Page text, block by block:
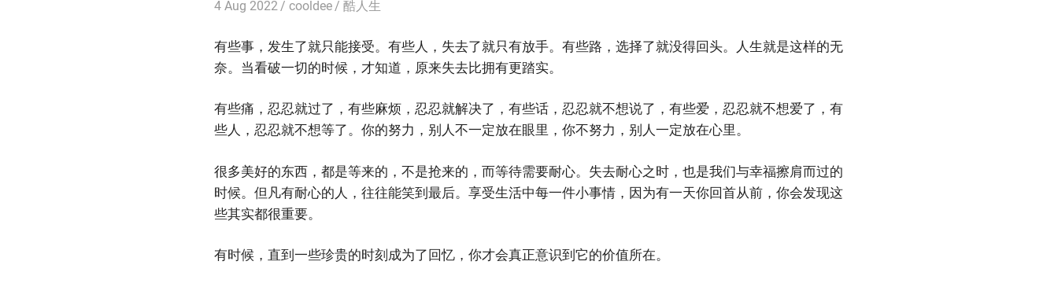
4 Aug 2022 cooldee 酷人生
有些事，发生了就只能接受。有些人，失去了就只有放手。有些路，选择了就没得回头。人生就是这样的无
奈。当看破一切的时候，才知道，原来失去比拥有更踏实。
有些痛，忍忍就过了，有些麻烦，忍忍就解决了，有些话，忍忍就不想说了，有些爱，忍忍就不想爱了，有
些人，忍忍就不想等了。你的努力，别人不一定放在眼里，你不努力，别人一定放在心里。
很多美好的东西，都是等来的，不是抢来的，而等待需要耐心。失去耐心之时，也是我们与幸福擦肩而过的
时候。但凡有耐心的人，往往能笑到最后。享受生活中每一件小事情，因为有一天你回首从前，你会发现这
些其实都很重要。
有时候，直到一些珍贵的时刻成为了回忆，你才会真正意识到它的价值所在。